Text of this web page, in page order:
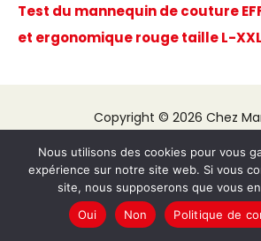
Test du mannequin de couture
et ergonomique rouge taille L-XXL
Copyright © 2026 Chez
A propos
Contact
Plan du site
Mentions légales
Nous utilisons des cookies pour vous
expérience sur notre site web. Si vous
site, nous supposerons que vous
Oui
Non Politique de